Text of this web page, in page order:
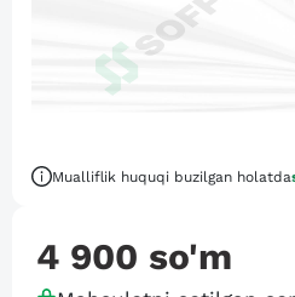
Mualliflik huquqi buzilgan holatda
4 900 so'm